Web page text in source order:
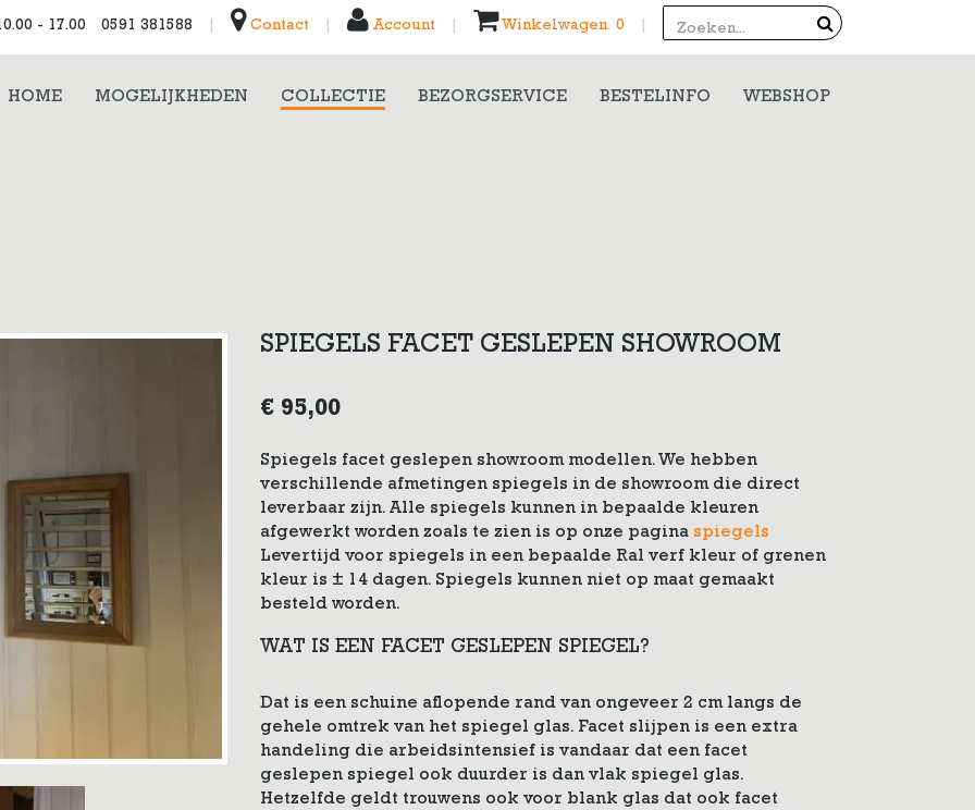
- 17.00 0591 381588 Contact Account Winkelwagen 0
HOME MOGELIJKHEDEN COLLECTIE BEZORGSERVICE BESTELINFO WEBSHOP
SPIEGELS FACET GESLEPEN SHOWROOM
€ 95,00
Spiegels facet geslepen showroom modellen. We hebben
verschillende afmetingen spiegels in de showroom die direct
leverbaar zijn. Alle spiegels kunnen in bepaalde kleuren
afgewerkt worden zoals te zien is op onze pagina spiegels
Levertijd voor spiegels in een bepaalde Ral verf kleur of grenen
kleur is ± 14 dagen. Spiegels kunnen niet op maat gemaakt
besteld worden.
WAT IS EEN FACET GESLEPEN SPIEGEL?
Dat is een schuine aflopende rand van ongeveer 2 cm langs de
gehele omtrek van het spiegel glas. Facet slijpen is een extra
handeling die arbeidsintensief is vandaar dat een facet
geslepen spiegel ook duurder is dan vlak spiegel glas.
Hetzelfde geldt trouwens ook voor blank glas dat ook facet